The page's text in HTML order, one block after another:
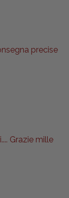
precise
Grazie mille